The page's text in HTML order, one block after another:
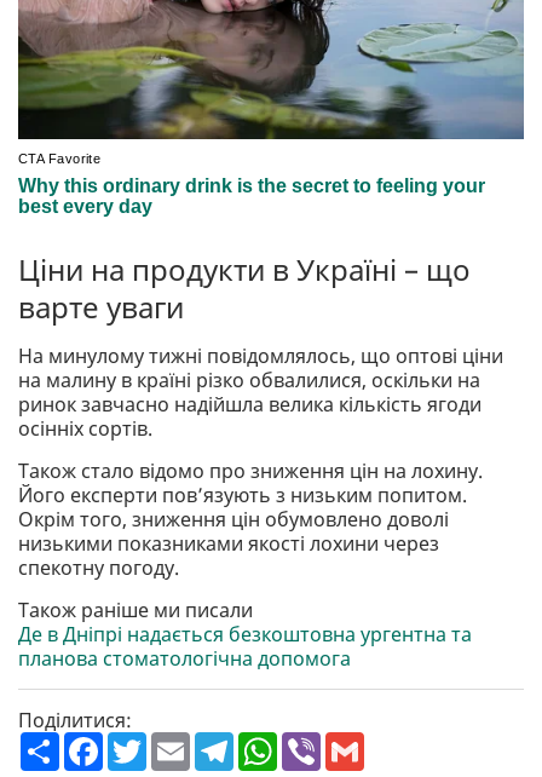
Ціни на продукти в Україні – що
варте уваги
На минулому тижні повідомлялось, що оптові ціни
на малину в країні різко обвалилися, оскільки на
ринок завчасно надійшла велика кількість ягоди
осінніх сортів.
Також стало відомо про зниження цін на лохину.
Його експерти пов’язують з низьким попитом.
Окрім того, зниження цін обумовлено доволі
низькими показниками якості лохини через
спекотну погоду.
Також раніше ми писали
Де в Дніпрі надається безкоштовна ургентна та
планова стоматологічна допомога
Поділитися:
П
о
F
a
T
w
E
m
T
e
W
h
V